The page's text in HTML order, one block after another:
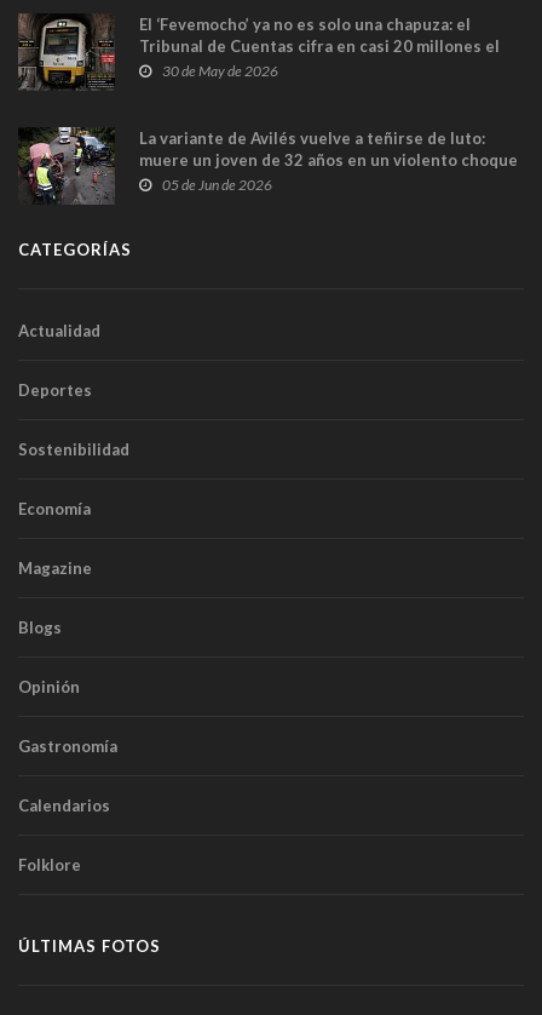
El ‘Fevemocho’ ya no es solo una chapuza: el
Tribunal de Cuentas cifra en casi 20 millones el
sobrecoste de los trenes que no cabían por los
30 de May de 2026
La variante de Avilés vuelve a teñirse de luto:
muere un joven de 32 años en un violento choque
frontal
05 de Jun de 2026
CATEGORÍAS
Actualidad
Deportes
Sostenibilidad
Economía
Magazine
Blogs
Opinión
Gastronomía
Calendarios
Folklore
ÚLTIMAS FOTOS